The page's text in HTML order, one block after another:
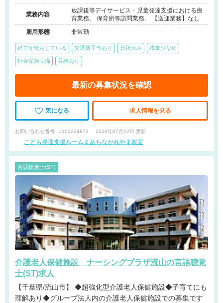
業務内容
放課後等デイサービス・児童発達支援における療
育業務。 保育所等訪問業務。 【送迎業務】なし
雇用形態
非常勤
経営が安定している 交通費手当あり 日祝休み 残業少なめ
社会保険完備 昇給あり
最新の募集状況を確認
気になる 求人情報を見る
お問い合わせ番号 : J101224873 2026年07月22日 更新
こども発達支援ルームまあちながれやま教室
言語聴覚士(ST)
介護老人保健施設 ナーシングプラザ流山の言語聴覚
士(ST)求人
【千葉県/流山市】 ◆超強化型介護老人保健施設◆子育てにも
理解あり◆グループ法人内の介護老人保健施設での募集です